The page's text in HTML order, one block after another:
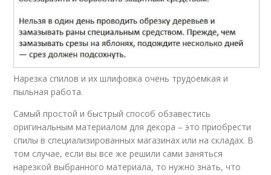
Нарезка спилов и их шлифовка очень трудоемкая и
пыльная работа.
Самый простой и быстрый способ обзавестись
оригинальным материалом для декора – это приобрести
спилы в специализированных магазинах или на складах. В
том случае, если вы все же решили сами заняться
нарезкой выбранного материала, то нужно знать, что